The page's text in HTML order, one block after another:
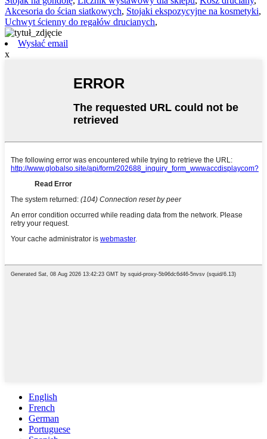
Akcesoria do ścian siatkowych, Stojaki ekspozycyjne na kosmetyki,
Uchwyt ścienny do regałów drucianych,
Wysłać email
x
English
French
German
Portuguese